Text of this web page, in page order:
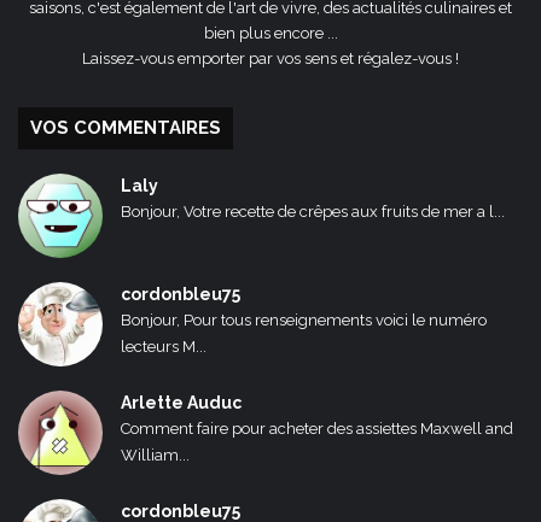
saisons, c'est également de l'art de vivre, des actualités culinaires et
bien plus encore ...
Laissez-vous emporter par vos sens et régalez-vous !
VOS COMMENTAIRES
Laly
Bonjour, Votre recette de crêpes aux fruits de mer a l...
cordonbleu75
Bonjour, Pour tous renseignements voici le numéro
lecteurs M...
Arlette Auduc
Comment faire pour acheter des assiettes Maxwell and
William...
cordonbleu75